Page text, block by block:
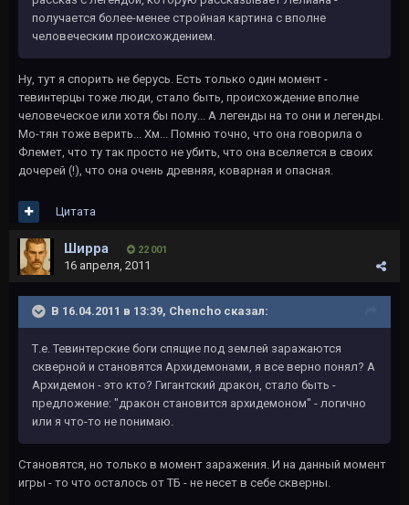
получается более-менее стройная картина с вполне
человеческим происхождением.
Ну, тут я спорить не берусь. Есть только один момент -
тевинтерцы тоже люди, стало быть, происхождение вполне
человеческое или хотя бы полу... А легенды на то они и легенды.
Мо-тян тоже верить... Хм... Помню точно, что она говорила о
Флемет, что ту так просто не убить, что она вселяется в своих
дочерей (!), что она очень древняя, коварная и опасная.
Цитата
Ширра 22 001
16 апреля, 2011
В 16.04.2011 в 13:39, Chencho сказал:
Т.е. Тевинтерские боги спящие под землей заражаются
скверной и становятся Архидемонами, я все верно понял? А
Архидемон - это кто? Гигантский дракон, стало быть -
предложение: "дракон становится архидемоном" - логично
или я что-то не понимаю.
Становятся, но только в момент заражения. И на данный момент
игры - то что осталось от ТБ - не несет в себе скверны.